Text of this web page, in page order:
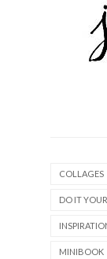
COLLAGES
DO IT
MINIBOOK